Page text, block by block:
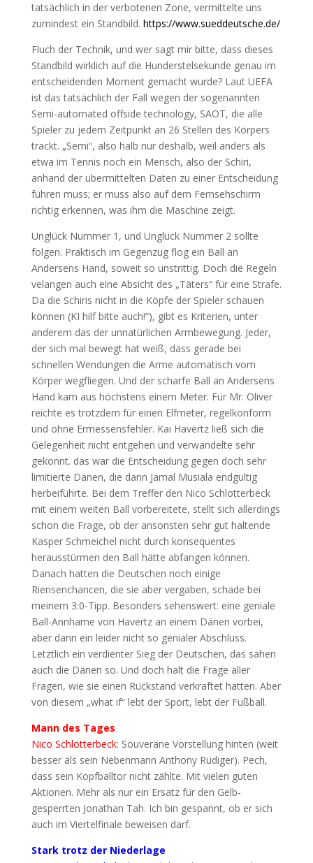
tatsächlich in der verbotenen Zone, vermittelte uns
zumindest ein Standbild. https://www.sueddeutsche.de/
Fluch der Technik, und wer sagt mir bitte, dass dieses
Standbild wirklich auf die Hunderstelsekunde genau im
entscheidenden Moment gemacht wurde? Laut UEFA
ist das tatsächlich der Fall wegen der sogenannten
Semi-automated offside technology, SAOT, die alle
Spieler zu jedem Zeitpunkt an 26 Stellen des Körpers
trackt. „Semi“, also halb nur deshalb, weil anders als
etwa im Tennis noch ein Mensch, also der Schiri,
anhand der übermittelten Daten zu einer Entscheidung
führen muss; er muss also auf dem Fernsehschirm
richtig erkennen, was ihm die Maschine zeigt.
Unglück Nummer 1, und Unglück Nummer 2 sollte
folgen. Praktisch im Gegenzug flog ein Ball an
Andersens Hand, soweit so unstrittig. Doch die Regeln
velangen auch eine Absicht des „Täters“ für eine Strafe.
Da die Schiris nicht in die Köpfe der Spieler schauen
können (KI hilf bitte auch!“), gibt es Kriterien, unter
anderem das der unnatürlichen Armbewegung. Jeder,
der sich mal bewegt hat weiß, dass gerade bei
schnellen Wendungen die Arme automatisch vom
Körper wegfliegen. Und der scharfe Ball an Andersens
Hand kam aus höchstens einem Meter. Für Mr. Oliver
reichte es trotzdem für einen Elfmeter, regelkonform
und ohne Ermessensfehler. Kai Havertz ließ sich die
Gelegenheit nicht entgehen und verwandelte sehr
gekonnt. das war die Entscheidung gegen doch sehr
limitierte Dänen, die dann Jamal Musiala endgültig
herbeiführte. Bei dem Treffer den Nico Schlotterbeck
mit einem weiten Ball vorbereitete, stellt sich allerdings
schon die Frage, ob der ansonsten sehr gut haltende
Kasper Schmeichel nicht durch konsequentes
herausstürmen den Ball hätte abfangen können.
Danach hatten die Deutschen noch einige
Riensenchancen, die sie aber vergaben, schade bei
meinem 3:0-Tipp. Besonders sehenswert: eine geniale
Ball-Annhame von Havertz an einem Dänen vorbei,
aber dann ein leider nicht so genialer Abschluss.
Letztlich ein verdienter Sieg der Deutschen, das sahen
auch die Dänen so. Und doch halt die Frage aller
Fragen, wie sie einen Rückstand verkraftet hätten. Aber
von diesem „what if“ lebt der Sport, lebt der Fußball.
Mann des Tages
Nico Schlotterbeck: Souveräne Vorstellung hinten (weit
besser als sein Nebenmann Anthony Rüdiger). Pech,
dass sein Kopfballtor nicht zählte. Mit vielen guten
Aktionen. Mehr als nur ein Ersatz für den Gelb-
gesperrten Jonathan Tah. Ich bin gespannt, ob er sich
auch im Viertelfinale beweisen darf.
Stark trotz der Niederlage